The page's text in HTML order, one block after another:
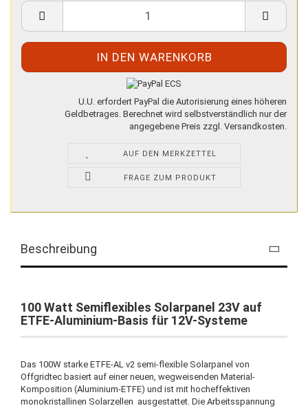
U.U. erfordert PayPal die Autorisierung eines höheren
Geldbetrages. Berechnet wird selbstverständlich nur der
angegebene Preis zzgl. Versandkosten.
AUF DEN MERKZETTEL
FRAGE ZUM PRODUKT
Beschreibung
100 Watt Semiflexibles Solarpanel 23V auf
ETFE-Aluminium-Basis für 12V-Systeme
Das 100W starke ETFE-AL v2 semi-flexible Solarpanel von
Offgridtec basiert auf einer neuen, wegweisenden Material-
Komposition (Aluminium-ETFE) und ist mit hocheffektiven
monokristallinen Solarzellen ausgestattet. Die Arbeitsspannung